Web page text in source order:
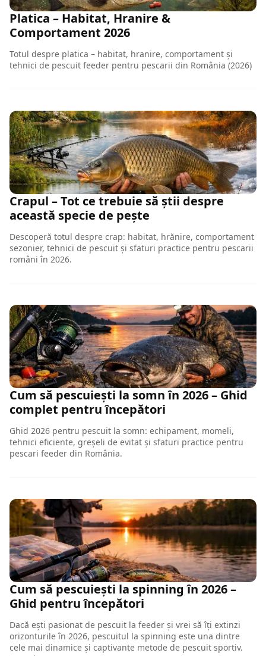
Platica – Habitat, Hranire &
Comportament 2026
Totul despre platica – habitat, hranire, comportament și
tehnici de pescuit feeder pentru pescarii din România (2026)
Crapul – Tot ce trebuie să știi despre
această specie de pește
Descoperă totul despre crap: habitat, hrănire, comportament
sezonier, tehnici de pescuit și sfaturi practice pentru pescarii
români în 2026.
Cum să pescuiești la somn în 2026 – Ghid
complet pentru începători
Ghid 2026 pentru pescuit la somn: echipament, momeli,
tehnici eficiente, greșeli de evitat și sfaturi practice pentru
pescari feeder din România.
Cum să pescuiești la spinning în 2026 –
Ghid pentru începători
Dacă ești pasionat de pescuit la feeder și vrei să îți extinzi
orizonturile în 2026, pescuitul la spinning este una dintre
cele mai dinamice și captivante metode de pescuit sportiv.